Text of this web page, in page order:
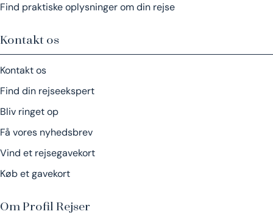
Find praktiske oplysninger om din rejse
Kontakt os
Kontakt os
Find din rejseekspert
Bliv ringet op
Få vores nyhedsbrev
Vind et rejsegavekort
Køb et gavekort
Om Profil Rejser